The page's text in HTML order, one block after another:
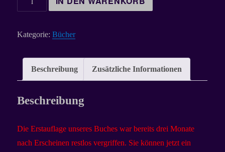
Rund
die
Menge
Kategorie:Bücher
Beschreibung Zusätzliche Informationen
Beschreibung
Die Erstauflage unseres Buches war bereits drei Monate
nach Erscheinen restlos vergriffen. Sie können jetzt ein